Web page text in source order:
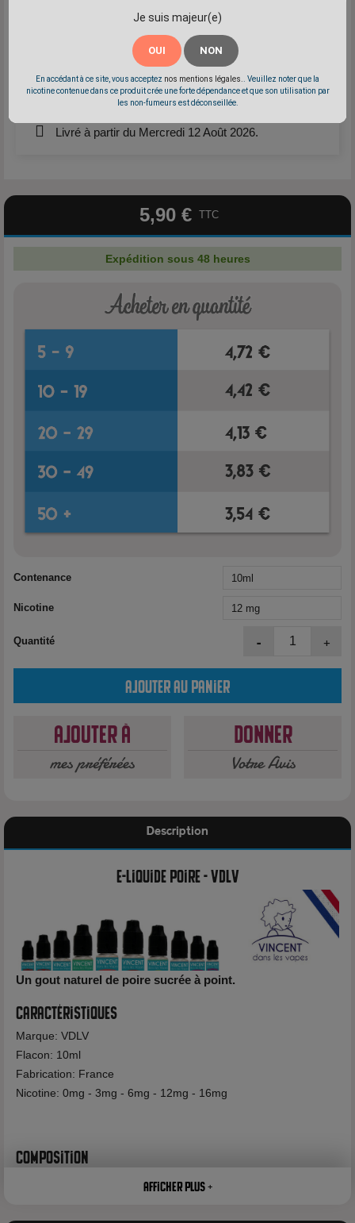
Je suis majeur(e)
OUI NON
En accédant à ce site, vous acceptez nos mentions légales.
. Veuillez noter que la
nicotine contenue dans ce produit crée une forte dépendance et que son utilisation par
les non-fumeurs est déconseillée.
Partager Tweet Pinterest
Livré à partir du Mercredi 12 Août 2026.
5,90 € TTC
Expédition sous 48 heures
Contenance
Nicotine
Quantité - +
Ajouter au panier
Ajouter à
mes préférées
Donner
Votre Avis
Description
E-liquide Poire - vdlv
Un gout naturel de poire sucrée à point.
Caractéristiques
Marque: VDLV
Flacon: 10ml
Fabrication: France
Nicotine: 0mg - 3mg - 6mg - 12mg - 16mg
Composition
Arôme
Afficher plus +